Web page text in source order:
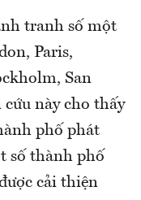
tranh số một
Paris,
San
cứu này cho thấy
phố phát
số thành phố
cải thiện